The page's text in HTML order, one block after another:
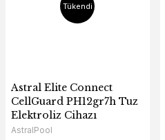
Tükendi
Astral Elite Connect
CellGuard PH12gr7h Tuz
Elektroliz Cihazı
AstralPool